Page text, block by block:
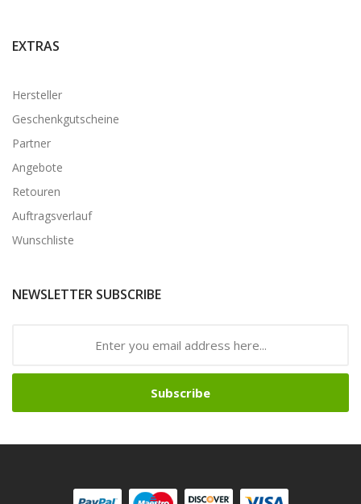
EXTRAS
Hersteller
Geschenkgutscheine
Partner
Angebote
Retouren
Auftragsverlauf
Wunschliste
NEWSLETTER SUBSCRIBE
Subscribe